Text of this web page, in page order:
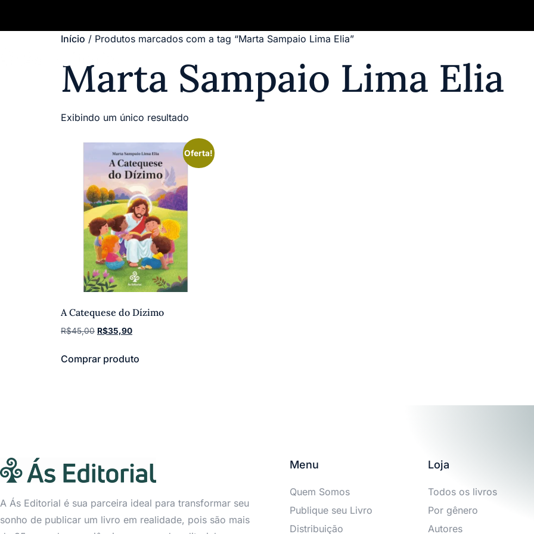
Início / Produtos marcados com a tag “Marta Sampaio Lima Elia”
Marta Sampaio Lima Elia
Exibindo um único resultado
Oferta!
A Catequese do Dí­zimo
R$45,00 R$35,90
Comprar produto
A Ás Editorial é sua parceira ideal para transformar seu
sonho de publicar um livro em realidade, pois são mais
Menu
Quem Somos
Publique seu Livro
Distribuição
Loja
Todos os livros
Por gênero
Autores